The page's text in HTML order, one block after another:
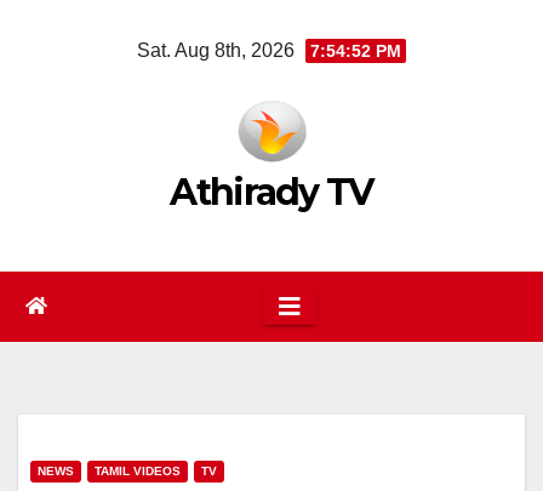
Sat. Aug 8th, 2026 7:54:52 PM
Athirady TV
NEWS TAMIL VIDEOS TV